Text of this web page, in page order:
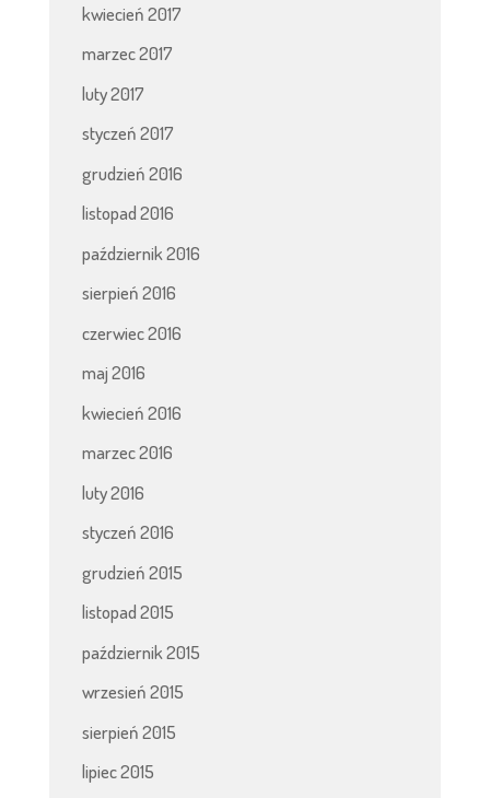
kwiecień 2017
marzec 2017
luty 2017
styczeń 2017
grudzień 2016
listopad 2016
październik 2016
sierpień 2016
czerwiec 2016
maj 2016
kwiecień 2016
marzec 2016
luty 2016
styczeń 2016
grudzień 2015
listopad 2015
październik 2015
wrzesień 2015
sierpień 2015
lipiec 2015